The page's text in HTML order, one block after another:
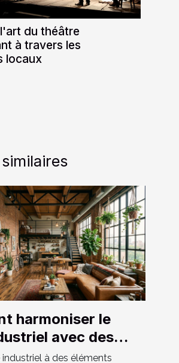
du théâtre
à travers les
locaux
harmoniser le
avec des
naturels ?
à des éléments